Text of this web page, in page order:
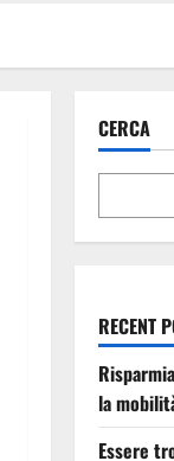
CERCA
RECENT
la
Essere